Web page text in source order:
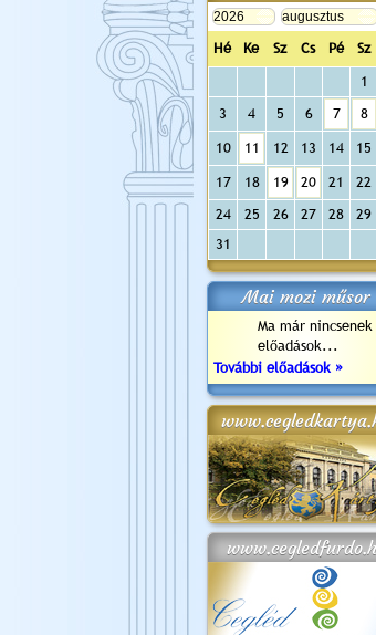
Hé Ke Sz Cs Pé Sz
1
3
4 5 6 7 8
10 11 12 13 14 15
17 18 19 20 21 22
24
25 26 27 28 29
31
Mai mozi műsor
Ma már nincsenek
előadások...
További előadások »